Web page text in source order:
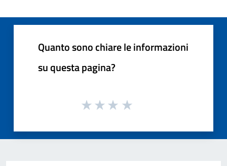
Quanto sono chiare le informazioni
su questa pagina?